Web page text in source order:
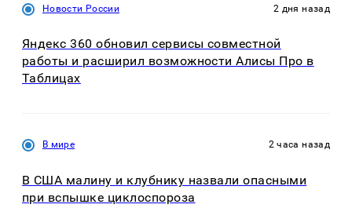
Новости России 2 дня назад
Яндекс 360 обновил сервисы совместной
работы и расширил возможности Алисы Про в
Таблицах
В мире 2 часа назад
В США малину и клубнику назвали опасными
при вспышке циклоспороза